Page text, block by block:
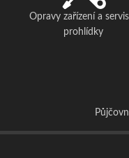
Opravy zařízení a
prohlídky